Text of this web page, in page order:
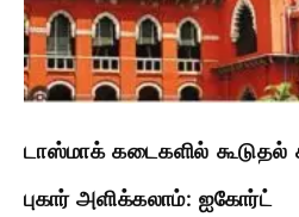
டாஸ்மாக் கடைகளில்
புகார் அளிக்கலாம்: ஐகோர்ட்